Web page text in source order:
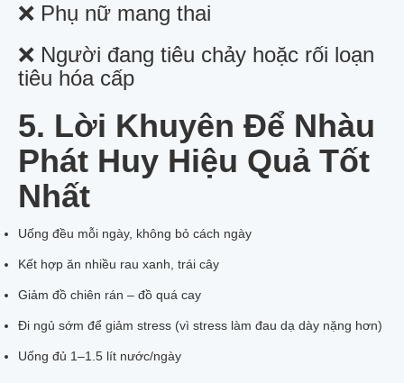
❌ Phụ nữ mang thai
❌ Người đang tiêu chảy hoặc rối loạn
tiêu hóa cấp
5. Lời Khuyên Để Nhàu
Phát Huy Hiệu Quả Tốt
Nhất
Uống đều mỗi ngày, không bỏ cách ngày
Kết hợp ăn nhiều rau xanh, trái cây
Giảm đồ chiên rán – đồ quá cay
Đi ngủ sớm để giảm stress (vì stress làm đau dạ dày nặng hơn)
Uống đủ 1–1.5 lít nước/ngày